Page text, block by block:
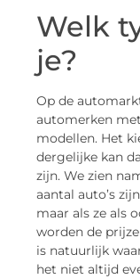
Welk
je?
Op de
automerken
modellen. Het
dergelijke kan
zijn. We zien
aantal auto’s
maar als ze als
worden de
is natuurlijk
het niet altijd